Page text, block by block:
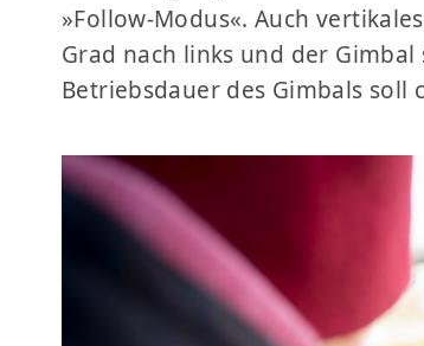
»Follow-Modus«. Auch
Grad nach links und der
Betriebsdauer des Gimbals soll